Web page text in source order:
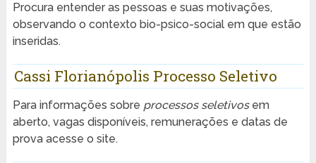
Procura entender as pessoas e suas motivações,
observando o contexto bio-psico-social em que estão
inseridas.
Cassi Florianópolis Processo Seletivo
Para informações sobre processos seletivosem
aberto, vagas disponíveis, remunerações e datas de
prova acesse o site.